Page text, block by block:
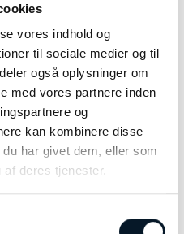
vores indhold og
til sociale medier og til
også oplysninger om
med vores partnere inden
og
kan kombinere disse
har givet dem, eller som
deres tjenester.